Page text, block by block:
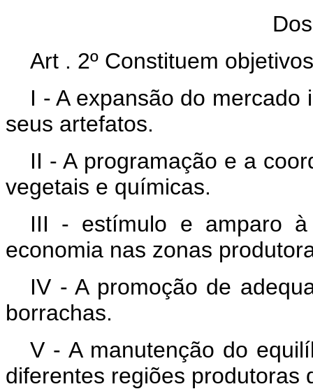
Art . 2º Constituem
I - A expansão do
seus artefatos.
II - A programação e a
vegetais e químicas.
III - estímulo e amparo
economia nas zonas
IV - A promoção de
borrachas.
V - A manutenção do
diferentes regiões produtoras